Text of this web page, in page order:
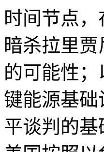
时间节点
暗杀拉里
的可能性
键能源基
平谈判的